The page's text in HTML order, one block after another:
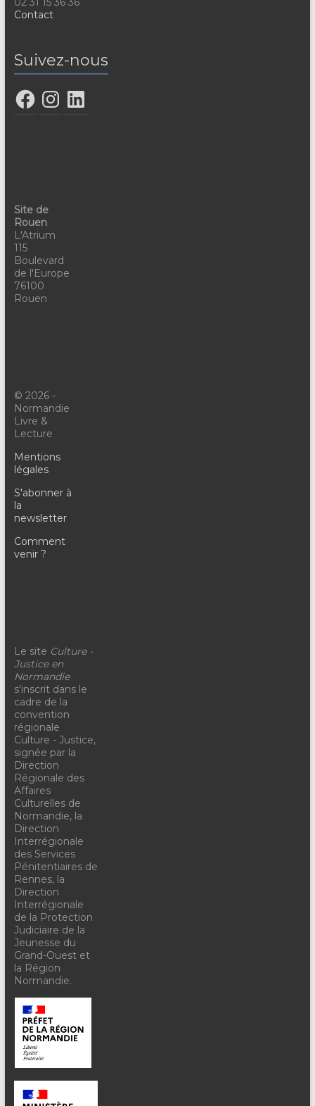
Contact
Suivez-nous
Site de
Rouen
L'Atrium
115
Boulevard
de l'Europe
76100
Rouen
© 2026 -
Normandie
Livre &
Lecture
Mentions
légales
S'abonner à
la
newsletter
Comment
venir ?
Le site Culture -
Justice en
Normandie
s'inscrit dans le
cadre de la
convention
régionale
Culture - Justice,
signée par la
Direction
Régionale des
Affaires
Culturelles de
Normandie, la
Direction
Interrégionale
des Services
Pénitentiaires de
Rennes, la
Direction
Interrégionale
de la Protection
Judiciaire de la
Jeunesse du
Grand-Ouest et
la Région
Normandie.